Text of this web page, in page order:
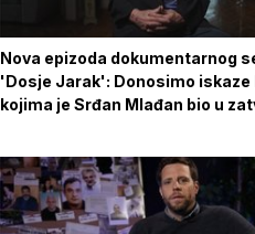
Nova epizoda dokumentarnog
'Dosje Jarak': Donosimo iskaze
kojima je Srđan Mlađan bio u